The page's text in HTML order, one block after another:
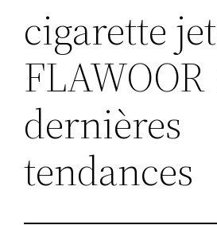
cigarette
FLAWOOR
dernières
tendances